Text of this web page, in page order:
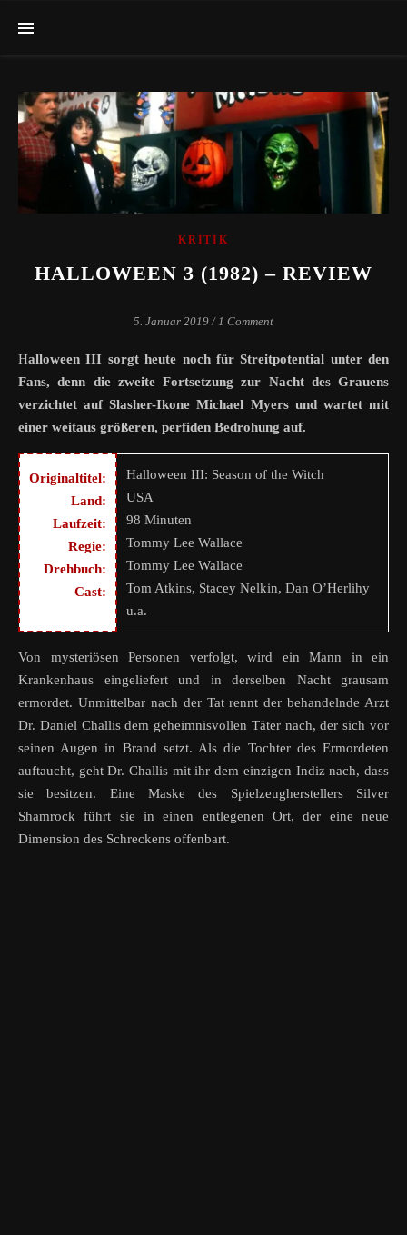
KRITIK
HALLOWEEN 3 (1982) – REVIEW
5. Januar 2019 / 1 Comment
Halloween III sorgt heute noch für Streitpotential unter den
Fans, denn die zweite Fortsetzung zur Nacht des Grauens
verzichtet auf Slasher-Ikone Michael Myers und wartet mit
einer weitaus größeren, perfiden Bedrohung auf.
Originaltitel:
Land:
Laufzeit:
Regie:
Drehbuch:
Cast:
Halloween III: Season of the Witch
USA
98 Minuten
Tommy Lee Wallace
Tommy Lee Wallace
Tom Atkins, Stacey Nelkin, Dan O’Herlihy
u.a.
Von mysteriösen Personen verfolgt, wird ein Mann in ein
Krankenhaus eingeliefert und in derselben Nacht grausam
ermordet. Unmittelbar nach der Tat rennt der behandelnde Arzt
Dr. Daniel Challis dem geheimnisvollen Täter nach, der sich vor
seinen Augen in Brand setzt. Als die Tochter des Ermordeten
auftaucht, geht Dr. Challis mit ihr dem einzigen Indiz nach, dass
sie besitzen. Eine Maske des Spielzeugherstellers Silver
Shamrock führt sie in einen entlegenen Ort, der eine neue
Dimension des Schreckens offenbart.